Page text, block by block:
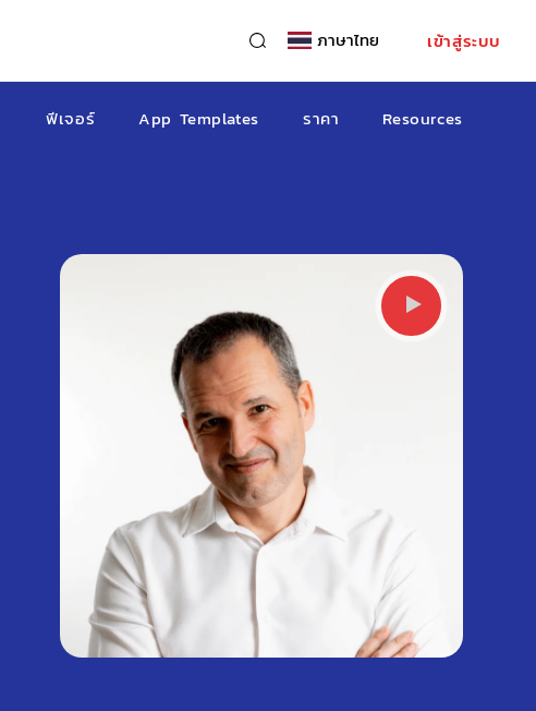
ภาษาไทย เข้าสู่ระบบ
ฟีเจอร์ App Templates ราคา Resources